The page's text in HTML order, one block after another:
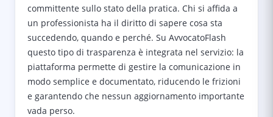
committente sullo stato della pratica. Chi si affida a
un professionista ha il diritto di sapere cosa sta
succedendo, quando e perché. Su AvvocatoFlash
questo tipo di trasparenza è integrata nel servizio: la
piattaforma permette di gestire la comunicazione in
modo semplice e documentato, riducendo le frizioni
e garantendo che nessun aggiornamento importante
vada perso.